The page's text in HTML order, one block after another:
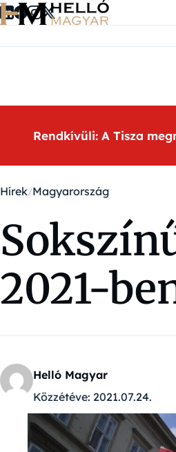
Ugrás a tartalomra
Rendkívüli: A Tisza
Hírek Magyarország
2021-
Helló Magyar
Közzétéve: 2021.07.24.